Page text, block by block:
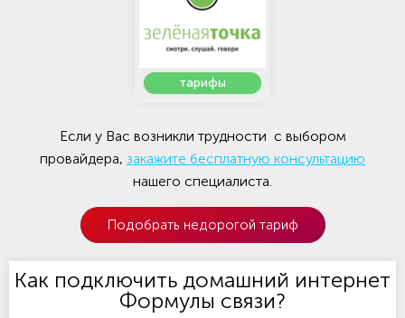
тарифы
Если у Вас возникли трудности с выбором
провайдера, закажите бесплатную консультацию
нашего специалиста.
Подобрать недорогой тариф
Как подключить домашний интернет
Формулы связи?